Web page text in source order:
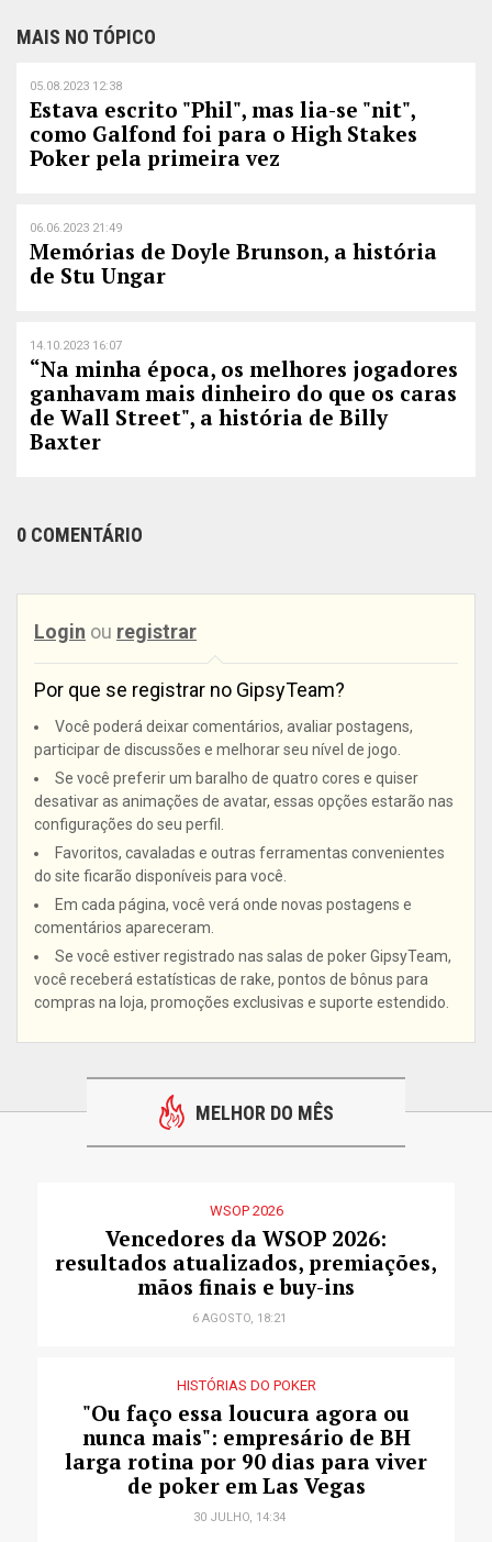
MAIS NO TÓPICO
05.08.2023 12:38
Estava escrito "Phil", mas lia-se "nit",
como Galfond foi para o High Stakes
Poker pela primeira vez
06.06.2023 21:49
Memórias de Doyle Brunson, a história
de Stu Ungar
14.10.2023 16:07
“Na minha época, os melhores jogadores
ganhavam mais dinheiro do que os caras
de Wall Street", a história de Billy
Baxter
0 COMENTÁRIO
Login ou registrar
Por que se registrar no GipsyTeam?
Você poderá deixar comentários, avaliar postagens,
participar de discussões e melhorar seu nível de jogo.
Se você preferir um baralho de quatro cores e quiser
desativar as animações de avatar, essas opções estarão nas
configurações do seu perfil.
Favoritos, cavaladas e outras ferramentas convenientes
do site ficarão disponíveis para você.
Em cada página, você verá onde novas postagens e
comentários apareceram.
Se você estiver registrado nas salas de poker GipsyTeam,
você receberá estatísticas de rake, pontos de bônus para
compras na loja, promoções exclusivas e suporte estendido.
MELHOR DO MÊS
WSOP 2026
Vencedores da WSOP 2026:
resultados atualizados, premiações,
mãos finais e buy-ins
6 AGOSTO, 18:21
HISTÓRIAS DO POKER
"Ou faço essa loucura agora ou
nunca mais": empresário de BH
larga rotina por 90 dias para viver
de poker em Las Vegas
30 JULHO, 14:34